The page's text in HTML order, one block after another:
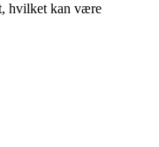
hvilket kan være